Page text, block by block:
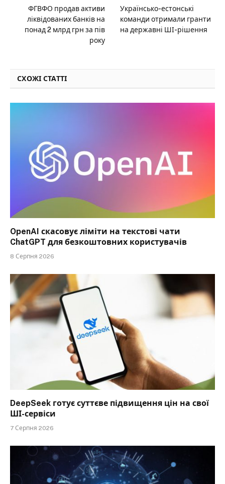
ФГВФО продав активи
ліквідованих банків на
понад 2 млрд грн за пів
року
Українсько-естонські
команди отримали гранти
на державні ШІ-рішення
СХОЖІ СТАТТІ
OpenAI скасовує ліміти на текстові чати
ChatGPT для безкоштовних користувачів
8 Серпня 2026
DeepSeek готує суттєве підвищення цін на свої
ШІ-сервіси
7 Серпня 2026